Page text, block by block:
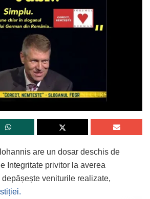
are un dosar deschis de
Integritate privitor la averea
veniturile realizate,